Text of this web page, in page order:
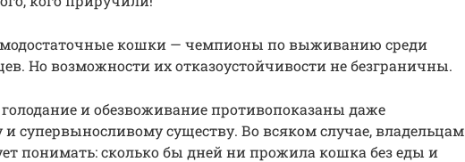
кошки — чемпионы по выживанию среди
Но возможности их отказоустойчивости не безграничны.
и обезвоживание противопоказаны даже
и супервыносливому существу. Во всяком случае, владельцам
понимать: сколько бы дней ни прожила кошка без еды и